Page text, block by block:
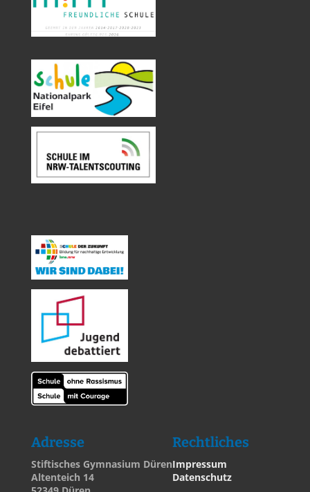
Adresse
Stiftisches Gymnasium Düren
Altenteich 14
Rechtliches
Impressum
Datenschutz